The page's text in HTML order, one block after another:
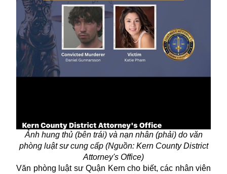
Ảnh hung thủ (bên trái) và nạn nhân (phải) do văn
phòng luật sư cung cấp (Nguồn: Kern County District
Attorney's Office)
Văn phòng luật sư Quận Kern cho biết, các nhân viên